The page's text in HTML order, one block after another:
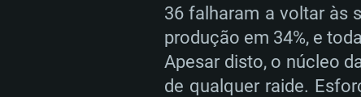
36 falharam a voltar às
produção em 34%, e
Apesar disto, o núcleo
de qualquer raide.